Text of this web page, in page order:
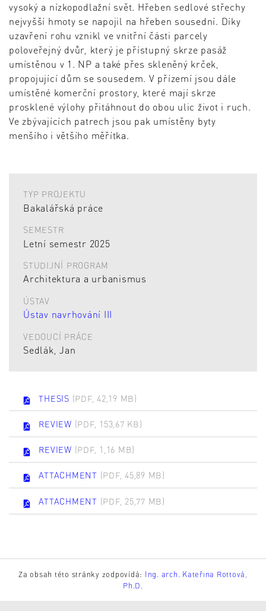
vysoký a nízkopodlažní svět. Hřeben sedlové střechy
nejvyšší hmoty se napojil na hřeben sousední. Díky
uzavření rohu vznikl ve vnitřní části parcely
poloveřejný dvůr, který je přístupný skrze pasáž
umístěnou v 1. NP a také přes skleněný krček,
propojující dům se sousedem. V přízemí jsou dále
umístěné komerční prostory, které mají skrze
prosklené výlohy přitáhnout do obou ulic život i ruch.
Ve zbývajících patrech jsou pak umístěny byty
menšího i většího měřítka.
TYP PROJEKTU
Bakalářská práce
SEMESTR
Letní semestr 2025
STUDIJNÍ PROGRAM
Architektura a urbanismus
ÚSTAV
Ústav navrhování III
VEDOUCÍ PRÁCE
Sedlák, Jan
THESIS (PDF, 42,19 MB)
REVIEW (PDF, 153,67 KB)
REVIEW (PDF, 1,16 MB)
ATTACHMENT (PDF, 45,89 MB)
ATTACHMENT (PDF, 25,77 MB)
Za obsah této stránky zodpovídá: Ing. arch. Kateřina Rottová,
Ph.D.